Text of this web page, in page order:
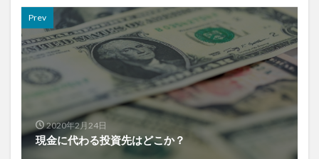
Prev
2020年2月24日
現金に代わる投資先はどこか？